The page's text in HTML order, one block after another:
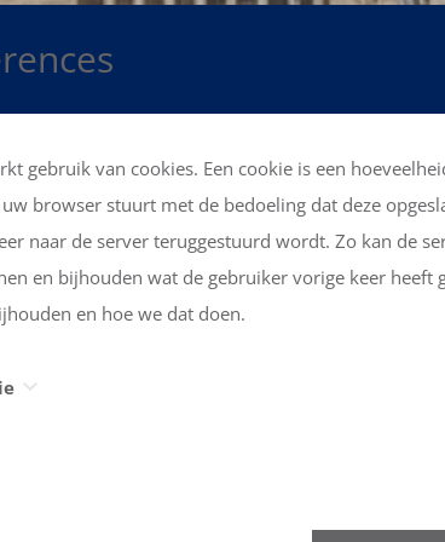
wonen in het
gebruik van cookies. Een cookie is een
browser stuurt met de bedoeling dat deze
naar de server teruggestuurd wordt. Zo kan de
en bijhouden wat de gebruiker vorige keer heeft
en hoe we dat doen.
cookie') bewaart uw voorkeur ('cookie preference')